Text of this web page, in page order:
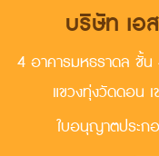
บริษัท เอ
4 อาคารมหธราดล ชั้
แขวงทุ่งวัดดอน
ใบอนุญาตประก